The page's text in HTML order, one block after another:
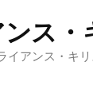
ス・
アンス・キ